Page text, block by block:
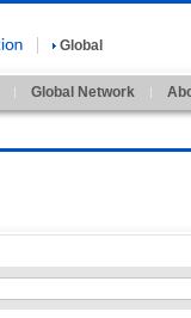
Global
Global Network